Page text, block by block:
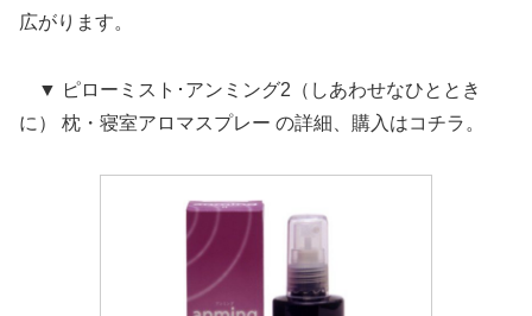
広がります。
▼ ピローミスト･アンミング2（しあわせなひととき
に） 枕・寝室アロマスプレー の詳細、購入はコチラ。